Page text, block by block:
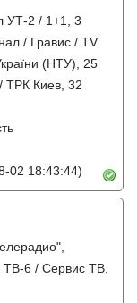
УТ-2 / 1+1, 3
/ Гравис / TV
(НТУ), 25
ТРК Киев, 32
02 18:43:44)
6 / Сервис ТВ,